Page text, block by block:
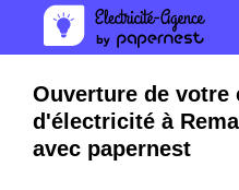
Ouverture de votre
d'électricité à
avec papernest